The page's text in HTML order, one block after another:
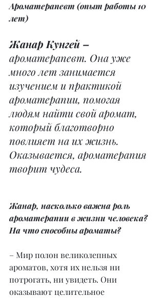
Ароматерапевт (опыт работы 10
лет)
Жанар Кунгей –
ароматерапевт. Она уже
много лет занимается
изучением и практикой
ароматерапии, помогая
людям найти свой аромат,
который благотворно
повлияет на их жизнь.
Оказывается, ароматерапия
творит чудеса.
Жанар, насколько важна роль
ароматерапии в жизни человека?
На что способны ароматы?
– Мир полон великолепных
ароматов, хотя их нельзя ни
потрогать, ни увидеть. Они
оказывают целительное